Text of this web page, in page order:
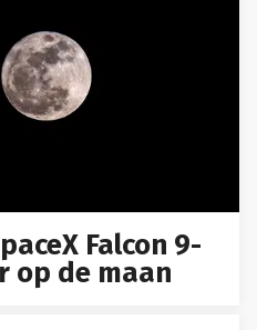
Falcon 9-
op de maan